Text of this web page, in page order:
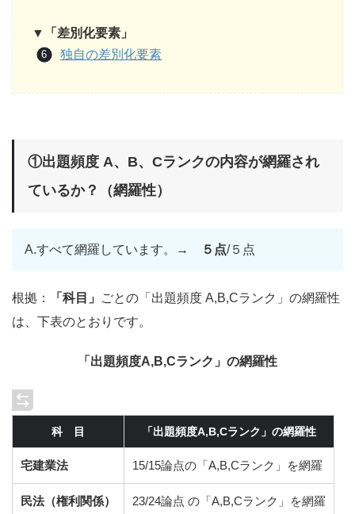
▼「差別化要素」
独自の差別化要素
①出題頻度 A、B、Cランクの内容が網羅され
ているか？（網羅性）
A.すべて網羅しています。→ ５点/５点
根拠： 「科目」
ごとの「出題頻度 A,B,Cランク」の網羅性
は、下表のとおりです。
「出題頻度A,B,Cランク」の網羅性
科 目 「出題頻度A,B,Cランク」の網羅性
宅建業法 15/15論点の「A,B,Cランク」を網羅
民法（権利関係） 23/24論点 の「A,B,Cランク」を網羅